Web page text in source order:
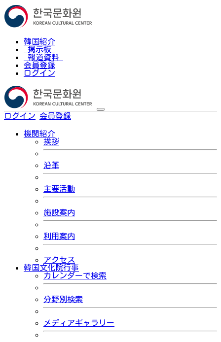
韓国紹介
掲示板
報道資料
会員登録
ログイン
ログイン 会員登録
機関紹介
挨拶
沿革
主要活動
施設案内
利用案内
アクセス
韓国文化院行事
カレンダーで検索
分野別検索
メディアギャラリー